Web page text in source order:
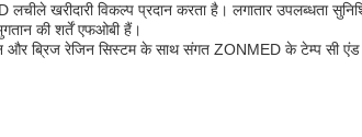
खरीदारी विकल्प प्रदान करता है। लगातार उपलब्धता
की शर्तें एफओबी हैं।
और ब्रिज रेजिन सिस्टम के साथ संगत ZONMED के टेम्प सी